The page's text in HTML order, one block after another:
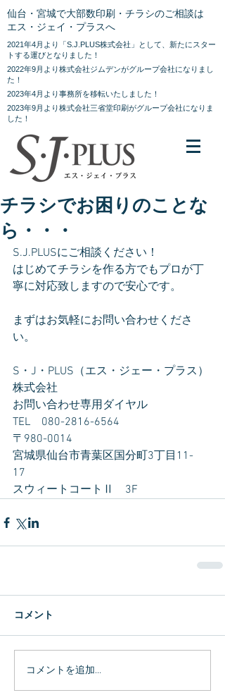
仙台・宮城で大部数印刷・チラシのご相談は
エス・ジェイ・プラスへ
2021年4月より「S.J.PLUS株式会社」として、新たにスター
トする運びとなりました！
2022年9月より株式会社ジムデンがグループ会社になりまし
た！
2023年4月より事務所を移転いたしました！
2023年9月より株式会社三省堂印刷がグループ会社になりま
した！
チラシでお困りのことな
ら・・・
S.J.PLUSにご相談ください！
はじめてチラシを作る方でもプロが丁
寧に対応致しますので安心です。
まずはお気軽にお問い合わせくださ
い。
S・J・PLUS（エス・ジェー・プラス）
株式会社
お問い合わせ専用ダイヤル
TEL　080-2816-6564
〒980-0014
宮城県仙台市青葉区国分町3丁目11-
17
スウィートコートⅡ　3F
コメント
コメントを追加…